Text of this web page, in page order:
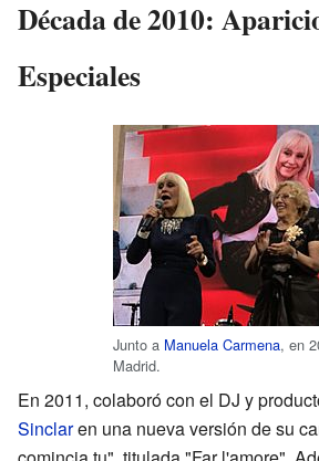
Década de 2010:
Especiales
Junto a Manuela Carmena, en
Madrid.
En 2011, colaboró con el DJ y
Sinclaren una nueva versión de su